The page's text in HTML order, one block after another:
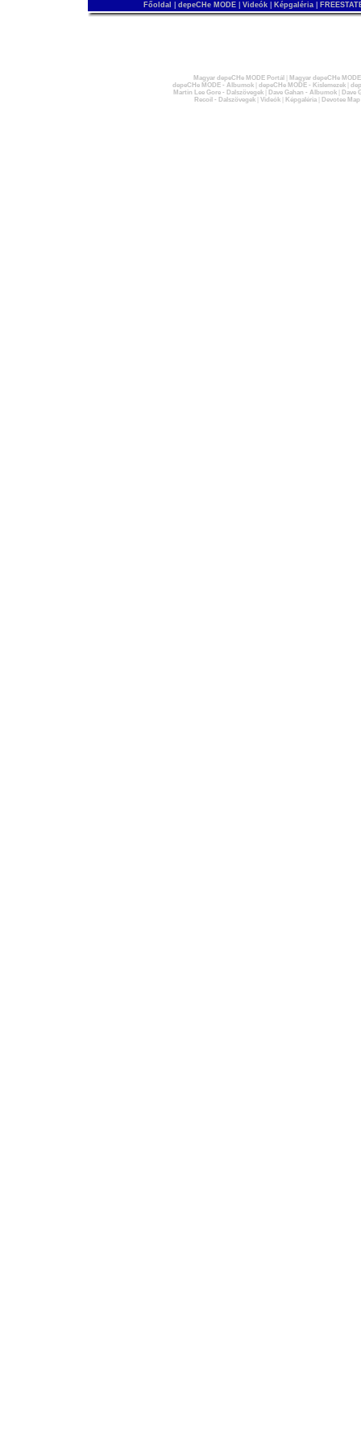
Főoldal depeCHe MODE Videók Képgaléria
Magyar depeCHe MODE Portál
Magyar depeCHe
depeCHe MODE - Albumok| depeCHe MODE - Kislemezek|
Martin Lee Gore - Dalszövegek| Dave Gahan - Albumok|
Dave
Recoil - Dalszövegek| Videók| Képgaléria| Devotee Map